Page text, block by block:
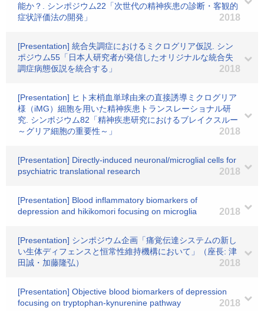
能か？. シンポジウム22「次世代の精神疾患の診断・客観的
症状評価法の開発」
2018
[Presentation] 統合失調症におけるミクログリア仮説. シン
ポジウム55「日本人研究者が発信したオリジナルな統合失
調症病態仮説を統合する」
2018
[Presentation] ヒト末梢血単球由来の直接誘導ミクログリア
様（iMG）細胞を用いた精神疾患トランスレーショナル研
究. シンポジウム82「精神疾患研究におけるブレイクスルー
～グリア細胞の重要性～」
2018
[Presentation] Directly-induced neuronal/microglial cells for
psychiatric translational research
2018
[Presentation] Blood inflammatory biomarkers of
depression and hikikomori focusing on microglia
2018
[Presentation] シンポジウム企画「痛覚伝達システムの新し
い生体ディフェンスと恒常性維持機構において」（座長: 津
田誠・加藤隆弘）
2018
[Presentation] Objective blood biomarkers of depression
focusing on tryptophan-kynurenine pathway
2018